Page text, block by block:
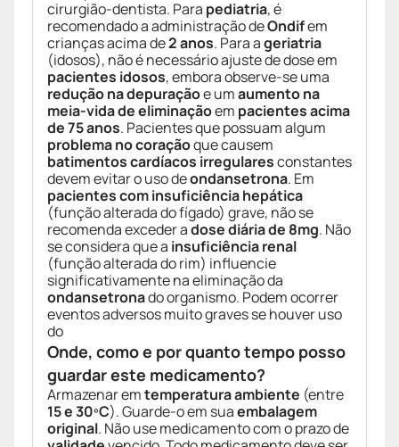
cirurgião-dentista. Para pediatria, é
recomendado a administração deOndifem
crianças acima de2 anos. Para ageriatria
(idosos), não é necessário ajuste de dose em
pacientes idosos, embora observe-se uma
redução na depuraçãoe umaumento na
meia-vida de eliminaçãoem pacientes acima
de 75 anos. Pacientes que possuam algum
problema no coraçãoque causem
batimentos cardíacos irregularesconstantes
devem evitar o uso deondansetrona. Em
pacientes com insuficiência hepática
(função alterada do fígado) grave, não se
recomenda exceder adose diária de 8mg. Não
se considera que a insuficiência renal
(função alterada do rim) influencie
significativamente na eliminação da
ondansetronado organismo. Podem ocorrer
eventos adversos muito graves se houver uso
do
Onde, como e por quanto tempo posso
guardar este medicamento?
Armazenar emtemperatura ambiente (entre
15 e 30ºC). Guarde-o em suaembalagem
original. Não use medicamento com o prazo de